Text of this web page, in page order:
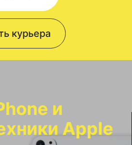
курьера
и
Apple